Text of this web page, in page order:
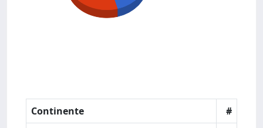
Continente
#